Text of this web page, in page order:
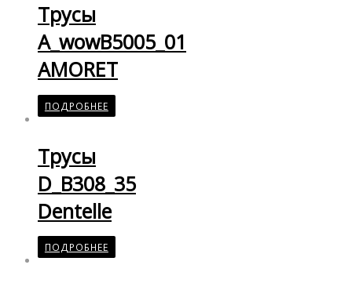
Трусы
A_wowB5005_01
AMORET
ПОДРОБНЕЕ
Трусы
D_B308_35
Dentelle
ПОДРОБНЕЕ